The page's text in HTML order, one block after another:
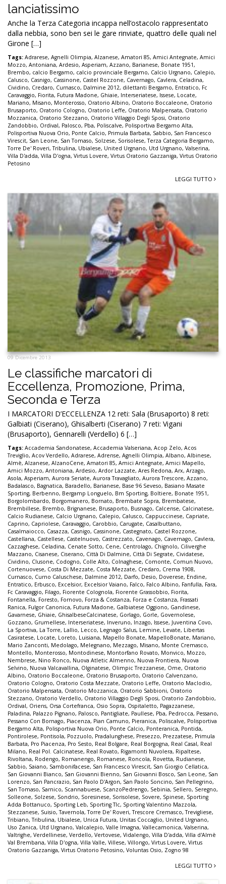
lanciatissimo
Anche la Terza Categoria incappa nell’ostacolo rappresentato
dalla nebbia, sono ben sei le gare rinviate, quattro delle quali nel
Girone […]
Tags: Adrarese, Agnelli Olimpia, Alzanese, Amatori 85, Amici Antegnate, Amici
Mozzo, Antoniana, Ardesio, Asperiam, Azzano, Barianese, Bonate 1951,
Brembo, calcio Bergamo, calcio provinciale Bergamo, Calcio Urgnano, Calepio,
Calusco, Casnigo, Cassinone, Castel Rozzone, Cavernago, Cavlera, Celadina,
Cividino, Credaro, Curnasco, Dalmine 2012, dilettanti Bergamo, Entratico, Fc
Caravaggio, Fiorita, Futura Madone, Ghiaie, Interseriatese, Issese, Locate,
Mariano, Misano, Monterosso, Oratorio Albino, Oratorio Boccaleone, Oratorio
Brusaporto, Oratorio Cologno, Oratorio Leffe, Oratorio Malpensata, Oratorio
Mozzanica, Oratorio Stezzano, Oratorio Villaggio Degli Sposi, Oratorio
Zandobbio, Ordival, Palosco, Pba, Poliscalve, Polisportiva Bergamo Alta,
Polisportiva Nuova Orio, Ponte Calcio, Primula Barbata, Sabbio, San Francesco
Virescit, San Leone, San Tomaso, Solzese, Sorisolese,Terza Categoria Bergamo,
Torre De' Roveri,Tribulina, Ubialese, United Urgnano, Utd Urgnano, Valserina,
Villa D'adda, Villa D'ogna, Virtus Lovere, Virtus Oratorio Gazzaniga, Virtus Oratorio
Petosino
LEGGI TUTTO
09 Dicembre 2013
Le classifiche marcatori di
Eccellenza, Promozione, Prima,
Seconda e Terza
I MARCATORI D’ECCELLENZA 12 reti: Sala (Brusaporto) 8 reti:
Galbiati (Ciserano), Ghisalberti (Ciserano) 7 reti: Vigani
(Brusaporto), Gennarelli (Verdello) 6 […]
Tags: Accademia Sandonatese, Accademia Valseriana, Acop Zelo, Acos
Treviglio, Acov Verdello, Adrarese, Adrense, Agnelli Olimpia, Albano, Albinese,
Almè, Alzanese, AlzanoCene, Amatori 85, Amici Antegnate, Amici Mapello,
Amici Mozzo, Antoniana, Ardesio, Ardor Lazzate, Ares Redona, Arx, Arzago,
Asola, Asperiam, Aurora Seriate, Aurora Travagliato, Aurora Trescore, Azzano,
Badalasco, Bagnatica, Baradello, Barianese, Base 96 Seveso, Basiano Masate
Sporting, Berbenno, Bergamp Longuelo, Bm Sporting, Boltiere, Bonate 1951,
Borgolombardo, Borgomanero, Bornato, Brembate Sopra, Brembatese,
Brembillese, Brembo, Brignanese, Brusaporto, Busnago, Calcense, Calcinatese,
Calcio Rudianese, Calcio Urgnano, Calepio, Calusco, Cappuccinese, Capriate,
Caprino, Capriolese, Caravaggio, Carobbio, Carugate, Casalbuttano,
Casalmaiocco, Casazza, Casnigo, Cassinone, Castegnato, Castel Rozzone,
Castellana, Castellese, Castelnuovo, Castrezzato, Cavenago, Cavernago, Cavlera,
Cazzaghese, Celadina, Cenate Sotto, Cene, Centrolago, Chignolo, Ciliverghe
Mazzano, Cisanese, Ciserano, Città Di Dalmine, Città Di Segrate, Cividatese,
Cividino, Clusone, Codogno, Colle Alto, Colnaghese, Comonte, Comun Nuovo,
Cortenuovese, Costa Di Mezzate, Costa Mezzate, Credaro, Crema 1908,
Curnasco, Curno Caluschese, Dalmine 2012, Darfo, Desio, Doverese, Endine,
Entratico, Erbusco, Excelsior, Excelsior Vaiano, Falco, Falco Albino, Fanfulla, Fara,
Fc Caravaggio, Filago, Fiorente Colognola, Fiorente Grassobbio, Fiorita,
Fontanella, Foresto, Fornovo, Forza & Costanza, Forza e Costanza, Frassati
Ranica, Fulgor Canonica, Futura Madone, Galbiatese Oggiono, Gandinese,
Gavarnese, Ghiaie, GhisalbeseCalcinatese, Gorlago, Gorle, Governolese,
Gozzano, Grumellese, Interseriatese, Inveruno, Inzago, Issese, Juventina Covo,
La Sportiva, La Torre, Lallio, Lecco, Legnago Salus, Lemine, Levate, Libertas
Casiratese, Locate, Loreto, Luisiana, Mapello Bonate, MapelloBonate, Mariano,
Mario Zanconti, Medolago, Melegnano, Mezzago, Misano, Monte Cremasco,
Montello, Monterosso, Montodinese, Montorfano Rovato, Monvico, Mozzo,
Nembrese, Nino Ronco, Nuova Atletic Almenno, Nuova Frontiera, Nuova
Selvino, Nuova Valcavallina, Olginatese, Olimpic Trezzanese, Ome, Oratorio
Albino, Oratorio Boccaleone, Oratorio Brusaporto, Oratorio Calvenzano,
Oratorio Cologno, Oratorio Costa Mezzate, Oratorio Leffe, Oratorio Maclodio,
Oratorio Malpensata, Oratorio Mozzanica, Oratorio Sabbioni, Oratorio
Stezzano, Oratorio Verdello, Oratorio Villaggio Degli Sposi, Oratorio Zandobbio,
Ordival, Oriens, Orsa Cortefranca, Osio Sopra, Ospitaletto, Pagazzanese,
Paladina, Palazzo Pignano, Palosco, Pantigliate, Paullese, Pba, Pedrocca, Pessano,
Pessano Con Bornago, Piacenza, Pian Camuno, Pieranica, Poliscalve, Polisportiva
Bergamo Alta, Polisportiva Nuova Orio, Ponte Calcio, Ponteranica, Pontida,
Pontirolese, Pontisola, Pozzuolo, Pradalunghese, Presezzo, Prezzatese, Primula
Barbata, Pro Piacenza, Pro Sesto, Real Bolgare, Real Borgogna, Real Casal, Real
Milano, Real Pol. Calcinatese, Real Rovato, Rigamonti Nuvolera, Ripaltese,
Rivoltana, Rodengo, Romanengo, Romanese, Roncola, Rovetta, Rudianese,
Sabbio, Saiano, Sambonifacese, San Francesco Virescit, San Giorgio Cellatica,
San Giovanni Bianco, San Giovanni Bienno, San Giovanni Bosco, San Leone, San
Lorenzo, San Pancrazio, San Paolo D'Argon, San Paolo Soncino, San Pellegrino,
San Tomaso, Sarnico, Scannabuese, ScanzoPedrengo, Sebinia, Sellero, Seregno,
Solleone, Solzese, Sondrio, Soresinese, Sorisolese, Sovere, Spinese, Sporting
Adda Bottanuco, Sporting Leb, Sporting Tlc, Sporting Valentino Mazzola,
Stezzanese, Suisio,Tavernola,Torre De' Roveri,Trescore Cremasco,Trevigliese,
Tribiano,Tribulina, Ubialese, Unica Futura, Unitas Coccaglio, United Urgnano,
Uso Zanica, Utd Urgnano, Valcalepio, Valle Imagna, Vallecamonica, Valserina,
Valtrighe, Verdellinese, Verdello, Vertovese, Vidalengo, Villa D'adda, Villa d'Almè
Val Brembana, Villa D'ogna, Villa Valle, Villese, Villongo, Virtus Lovere, Virtus
Oratorio Gazzaniga, Virtus Oratorio Petosino, Voluntas Osio, Zogno 98
LEGGI TUTTO